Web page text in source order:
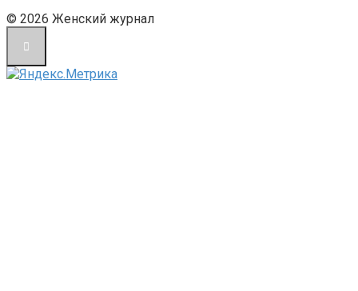
© 2026 Женский журнал